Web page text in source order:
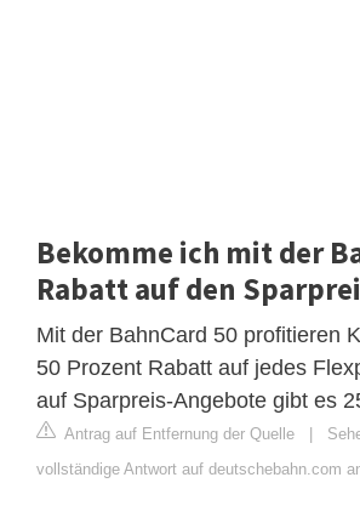
Bekomme ich mit der
Rabatt auf den
Mit der BahnCard 50 profitieren
50 Prozent Rabatt auf jedes
auf Sparpreis-Angebote gibt es
Antrag auf Entfernung der Quelle |
vollständige Antwort auf deutschebahn.com